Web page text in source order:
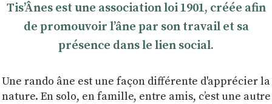
TisʼÂnes est une association loi 1901, créée afin
de promouvoir lʼâne par son travail et sa
présence dans le lien social.
Une rando âne est une façon différente d'apprécier la
nature. En solo, en famille, entre amis, cʼest une autre